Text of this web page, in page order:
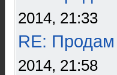
2014, 21:33
RE: Продам
2014, 21:58